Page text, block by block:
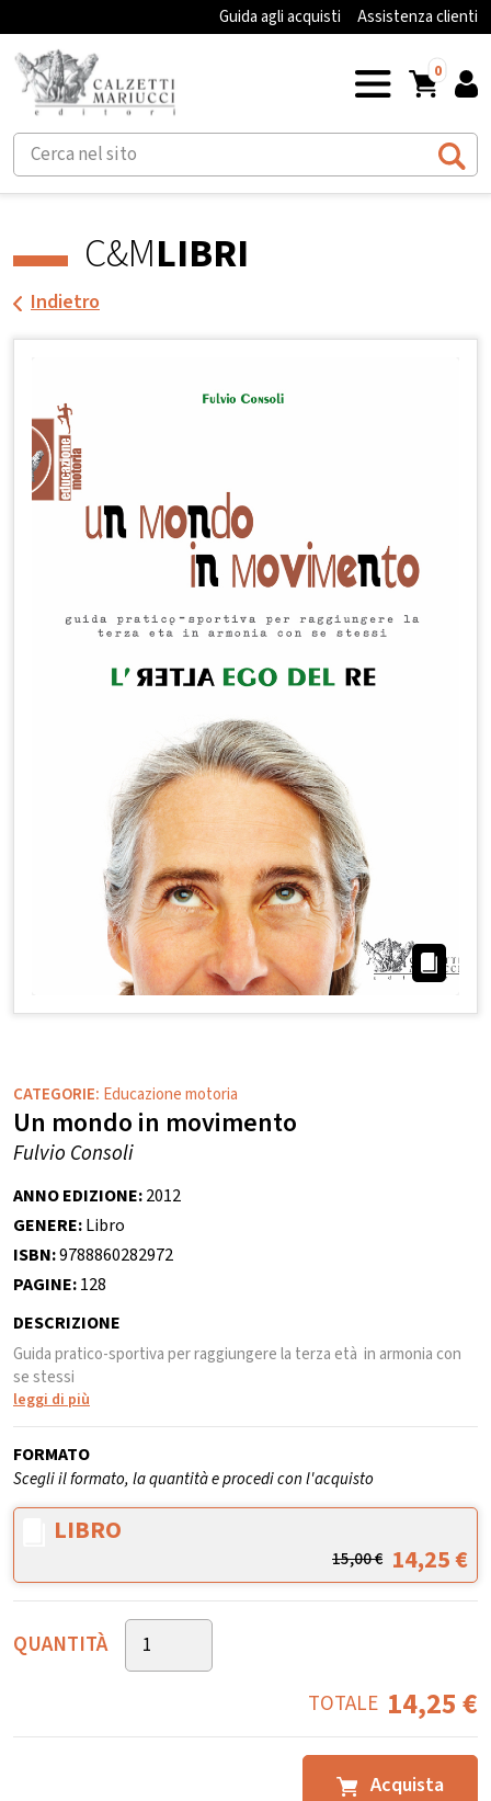
Guida agli acquisti Assistenza clienti
0
C&MLIBRI
Indietro
CATEGORIE: Educazione motoria
Un mondo in movimento
Fulvio Consoli
ANNO EDIZIONE:2012
GENERE:Libro
ISBN:9788860282972
PAGINE:128
DESCRIZIONE
Guida pratico-sportiva per raggiungere la terza età in armonia con
se stessi
leggi di più
FORMATO
Scegli il formato, la quantità e procedi con l'acquisto
LIBRO
15,00€ 14,25€
QUANTITÀ
TOTALE 14,25€
Acquista